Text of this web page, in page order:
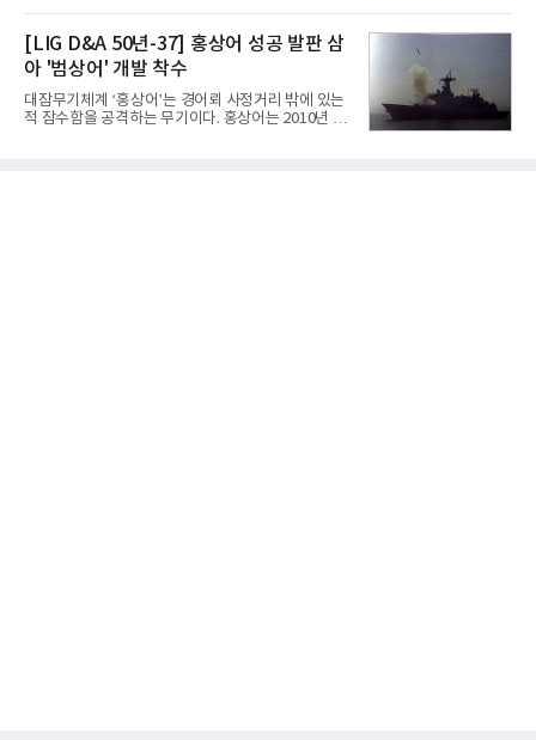
동기 대
라 투자에 나서는 것과 달리, 카카오는 ‘카카오톡’이
라는 플랫폼 경쟁력을 활용한 AI 에이전트 서비스에
집중하는 전략이다. 과거 무리한 사업 확장 과정에서
겪었던 시행착오를 되풀이하지 않고 핵심 역량에 집
중하겠다는 취지로 풀이된다.7일 업계에 따르면 카카
오는 올해 2분기 연결 기준 매출 2조985억원, 영업이
익 2770억원을 기록했다. 전년 동기 대비 매출과 영업
[LIG D&A 50년-37] 홍상어 성공 발판 삼
아 '범상어' 개발 착수
대잠무기체계 ‘홍상어’는 경어뢰 사정거리 밖에 있는
적 잠수함을 공격하는 무기이다. 홍상어는 2010년 넥